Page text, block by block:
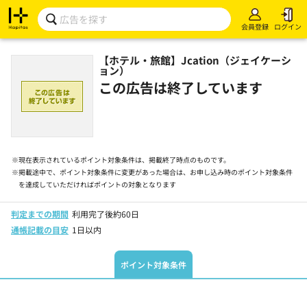
会員登録 ログイン
【ホテル・旅館】Jcation（ジェイケーシ
ョン）
この広告は終了しています
※現在表示されているポイント対象条件は、掲載終了時点のものです。
※掲載途中で、ポイント対象条件に変更があった場合は、お申し込み時のポイント対象条件
を達成していただければポイントの対象となります
判定までの期間 利用完了後約60日
通帳記載の目安 1日以内
ポイント対象条件